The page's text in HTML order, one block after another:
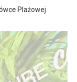
Plażowej